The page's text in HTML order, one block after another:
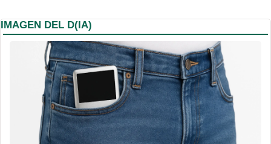
IMAGEN DEL D(IA)